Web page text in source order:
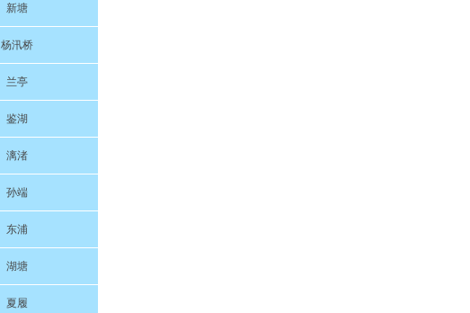
新塘
杨汛桥
兰亭
鉴湖
漓渚
孙端
东浦
湖塘
夏履